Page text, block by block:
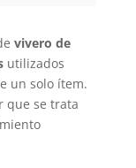
vivero de
utilizados
un solo ítem.
que se trata